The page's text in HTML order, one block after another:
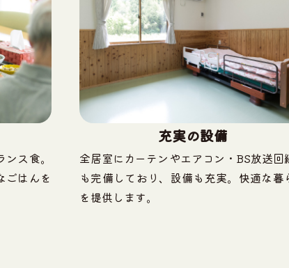
ス食。
ごはんを
充実の設備
全居室にカーテンやエアコン・BS放送回
も完備しており、設備も充実。快適な暮
を提供します。